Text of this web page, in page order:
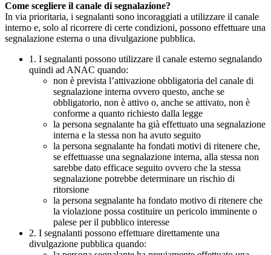
Come scegliere il canale di segnalazione?
In via prioritaria, i segnalanti sono incoraggiati a utilizzare il canale
interno e, solo al ricorrere di certe condizioni, possono effettuare una
segnalazione esterna o una divulgazione pubblica.
1. I segnalanti possono utilizzare il canale esterno segnalando
quindi ad ANAC quando:
non è prevista l’attivazione obbligatoria del canale di
segnalazione interna ovvero questo, anche se
obbligatorio, non è attivo o, anche se attivato, non è
conforme a quanto richiesto dalla legge
la persona segnalante ha già effettuato una segnalazione
interna e la stessa non ha avuto seguito
la persona segnalante ha fondati motivi di ritenere che,
se effettuasse una segnalazione interna, alla stessa non
sarebbe dato efficace seguito ovvero che la stessa
segnalazione potrebbe determinare un rischio di
ritorsione
la persona segnalante ha fondato motivo di ritenere che
la violazione possa costituire un pericolo imminente o
palese per il pubblico interesse
2. I segnalanti possono effettuare direttamente una
divulgazione pubblica quando: